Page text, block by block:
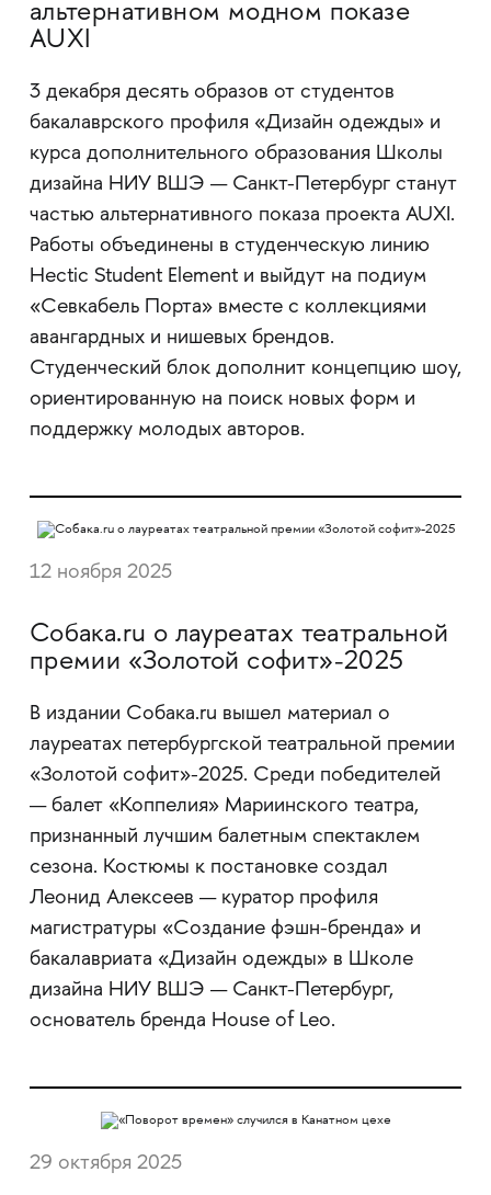
альтернативном модном показе
AUXI
3 декабря десять образов от студентов
бакалаврского профиля «Дизайн одежды» и
курса дополнительного образования Школы
дизайна НИУ ВШЭ — Санкт-Петербург станут
частью альтернативного показа проекта AUXI.
Работы объединены в студенческую линию
Hectic Student Element и выйдут на подиум
«Севкабель Порта» вместе с коллекциями
авангардных и нишевых брендов.
Студенческий блок дополнит концепцию шоу,
ориентированную на поиск новых форм и
поддержку молодых авторов.
12 ноября 2025
Собака.ru о лауреатах театральной
премии «Золотой софит»-2025
В издании Собака.ru вышел материал о
лауреатах петербургской театральной премии
«Золотой софит»-2025. Среди победителей
— балет «Коппелия» Мариинского театра,
признанный лучшим балетным спектаклем
сезона. Костюмы к постановке создал
Леонид Алексеев — куратор профиля
магистратуры «Создание фэшн-бренда» и
бакалавриата «Дизайн одежды» в Школе
дизайна НИУ ВШЭ — Санкт-Петербург,
основатель бренда House of Leo.
29 октября 2025